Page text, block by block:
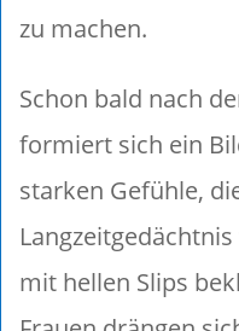
zu machen.
Schon bald nach
formiert sich ein
starken Gefühle,
mit hellen Slips